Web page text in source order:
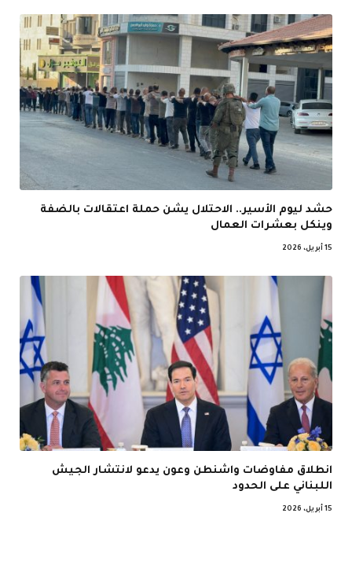
حشد ليوم الأسير.. الاحتلال يشن حملة اعتقالات بالضفة
وينكل بعشرات العمال
15 أبريل، 2026
انطلاق مفاوضات واشنطن وعون يدعو لانتشار الجيش
اللبناني على الحدود
15 أبريل، 2026